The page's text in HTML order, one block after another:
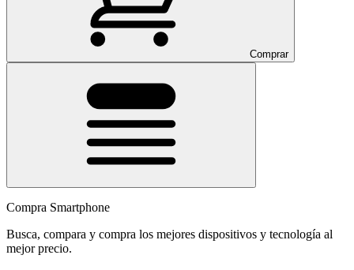
Comprar
Compra Smartphone
Busca, compara y compra los mejores dispositivos y tecnología al
mejor precio.